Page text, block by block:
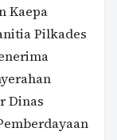
Kaepa
Pilkades
Dinas